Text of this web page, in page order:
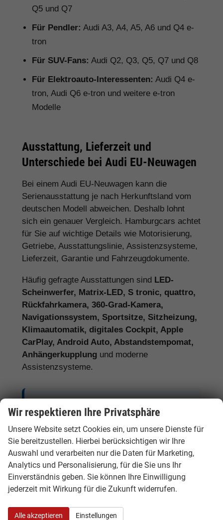
Q5 und Q7
Für Pendler: Audi A3, A4, A5, A6 und Q4 e-
tron
Für SUV-Fans: Audi Q2, Q3, Q5, Q7 und Q8
Für Elektroauto-Interessenten: Audi Q4 e-
tron, Audi Q6 e-tron und weitere e-tron
Modelle
Ausstattung, Lieferzeit und
Unterschiede bei Audi EU-Neuwagen
Bei einem Audi EU-Neuwagen kann die
Serienausstattung je nach Herkunftsland vom
deutschen Modell abweichen. Deshalb lohnt
sich ein genauer Vergleich. Hamburgcars achtet
für Sie auf wichtige Details wie Motorisierung,
Getriebe, Ausstattungslinie, Assistenzsysteme,
Lieferzeit, Garantie und Fahrzeugdokumente.
Häufig gefragte Ausstattungen sind LED-
Scheinwerfer, Matrix-LED, S tronic, quattro,
Rückfahrkamera, 360-Grad-Kamera,
Navigationssystem, Sportsitze, Sitzheizung,
Klimaautomatik, digitales Cockpit, Apple
CarPlay, Android Auto, Abstandstempomat,
Anhängerkupplung und moderne
Assistenzsysteme.
Tipp:
Vergleichen Sie bei Audi EU-
Neuwagen nicht nur den Kaufpreis,
sondern auch Ausstattung, Lieferzeit,
Garantieumfang und mögliche
tatsächlichen Preisvorteil.
Wir respektieren Ihre Privatsphäre
Unsere Website setzt Cookies ein, um unsere Dienste für
Sie bereitzustellen. Hierbei berücksichtigen wir Ihre
Auswahl und verarbeiten nur die Daten für Marketing,
Analytics und Personalisierung, für die Sie uns Ihr
Einverständnis geben. Sie können Ihre Einwilligung
jederzeit mit Wirkung für die Zukunft widerrufen.
Alle akzeptieren Einstellungen